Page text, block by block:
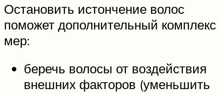
Остановить истончение волос
поможет дополнительный комплекс
мер:
беречь волосы от воздействия
внешних факторов (уменьшить